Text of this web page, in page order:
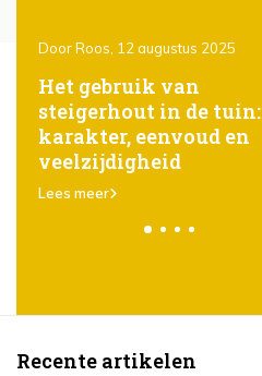
Door Roos, 12 augustus 2025
Het gebruik van
steigerhout in de tuin:
karakter, eenvoud en
veelzijdigheid
Lees meer
Recente artikelen